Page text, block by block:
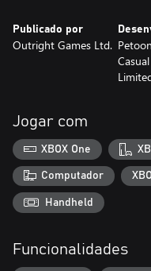
Publicado por
Outright Games Ltd.
Jogar com
XBOX One
Computador
Handheld
Funcionalidades